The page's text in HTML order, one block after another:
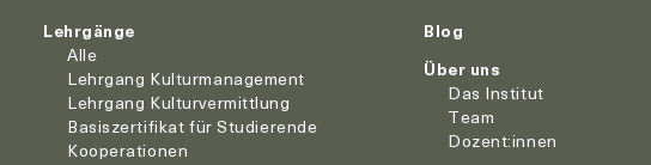
Lehrgänge
Alle
Lehrgang Kulturmanagement
Lehrgang Kulturvermittlung
Basiszertifikat für Studierende
Kooperationen
Blog
Über uns
Das Institut
Team
Dozent:innen